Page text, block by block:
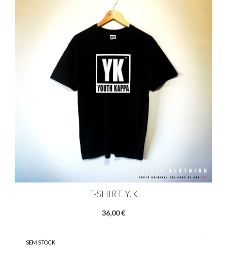
T-SHIRT Y.K
36,00 €
SEM STOCK